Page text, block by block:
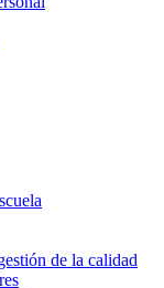
de la calidad